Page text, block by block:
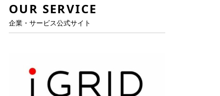
OUR SERVICE
企業・サービス公式サイト